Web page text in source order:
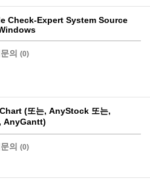
Check-Expert System Source
의 (0)
(또는, AnyStock 또는,
AnyGantt)
의 (0)